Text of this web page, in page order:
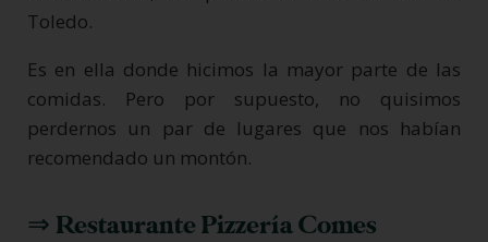
Toledo.
Es en ella donde hicimos la mayor parte de las
comidas. Pero por supuesto, no quisimos
perdernos un par de lugares que nos habían
recomendado un montón.
⇒ Restaurante Pizzería Comes